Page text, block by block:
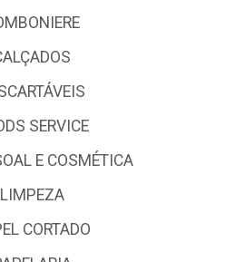
SERVICE
E COSMÉTICA
LIMPEZA
CORTADO